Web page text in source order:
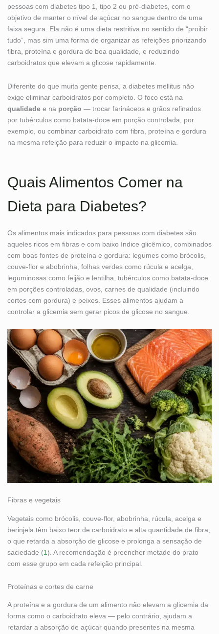
pessoas com diabetes tipo 1, tipo 2 ou pré-diabetes, com o
objetivo de manter o nível de açúcar no sangue dentro de uma
faixa segura. Ela não é uma dieta restritiva no sentido de “proibir
tudo”, mas sim uma forma de organizar as refeições priorizando
fibra, proteína e gordura de boa qualidade, e reduzindo
carboidratos que elevam a glicose rapidamente.
Diferente do que muita gente pensa, a diabetes mellitus não
exige eliminar carboidratos por completo. O foco está na
qualidade e na porção — trocar farináceos e grãos refinados
por tubérculos como batata-doce em porção controlada, por
exemplo, ou combinar carboidrato com fibra, proteína e gordura
na mesma refeição para reduzir o impacto na glicemia.
Quais Alimentos Comer na
Dieta para Diabetes?
Os alimentos mais indicados para pessoas com diabetes são
aqueles ricos em fibras e com baixo índice glicêmico, combinados
com boas fontes de proteína e gordura: legumes como brócolis,
couve-flor e abobrinha, folhas verdes como rúcula e acelga,
leguminosas como feijão e lentilha, tubérculos como batata-doce
em porções controladas, ovos, carnes de qualidade (incluindo
cortes com gordura) e peixes. Esses alimentos ajudam a
controlar a glicemia sem gerar picos de glicose no sangue.
Fibras e vegetais
Vegetais como brócolis, couve-flor, abobrinha, rúcula, acelga e
berinjela têm baixo teor de carboidrato e alta quantidade de fibra,
o que retarda a absorção de glicose e prolonga a sensação de
saciedade (1). A recomendação é preencher metade do prato
com esse grupo em cada refeição principal.
Proteínas e cortes de carne
A proteína e a gordura de um alimento não elevam a glicemia da
forma como o carboidrato eleva — pelo contrário, ajudam a
retardar a absorção de açúcar quando presentes na mesma